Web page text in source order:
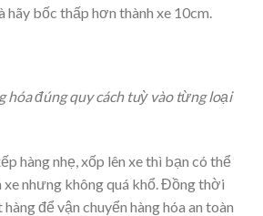
hãy bốc thấp hơn thành xe 10cm.
hóa đúng quy cách tuỳ vào từng loại
hàng nhẹ, xốp lên xe thì bạn có thể
xe nhưng không quá khổ. Đồng thời
để vận chuyển hàng hóa an toàn